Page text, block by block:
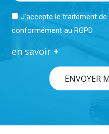
J'accepte le traitement
conformément au RGPD
en savoir +
ENVOYER